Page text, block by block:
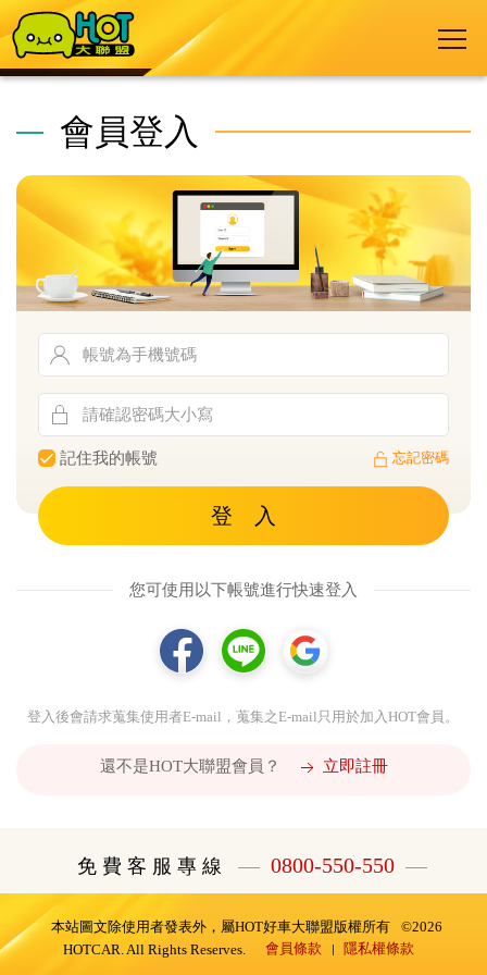
會員登入
記住我的帳號 忘記密碼
登 入
您可使用以下帳號進行快速登入
登入後會請求蒐集使用者E-mail，蒐集之E-mail只用於加入HOT會員。
還不是HOT大聯盟會員？ 立即註冊
免 費 客 服 專 線 0800-550-550
本站圖文除使用者發表外，屬HOT好車大聯盟版權所有
©2026
HOTCAR. All Rights Reserves.
會員條款 隱私權條款